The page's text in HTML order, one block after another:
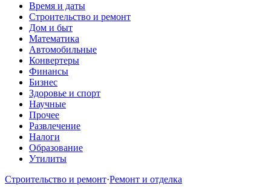
Время и даты
Строительство и ремонт
Дом и быт
Математика
Автомобильные
Конвертеры
Финансы
Бизнес
Здоровье и спорт
Научные
Прочее
Развлечение
Налоги
Образование
Утилиты
Строительство и ремонт·Ремонт и отделка